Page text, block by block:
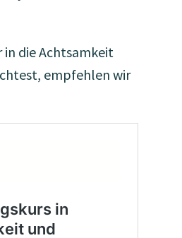
in die Achtsamkeit
empfehlen wir